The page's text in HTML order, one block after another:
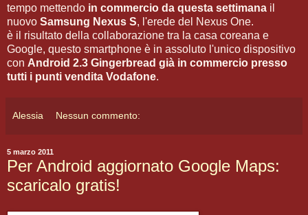
tempo mettendo in commercio da questa settimana il
nuovo Samsung Nexus S, l'erede del Nexus One.
è il risultato della collaborazione tra la casa coreana e
Google, questo smartphone è in assoluto l'unico dispositivo
con Android 2.3 Gingerbread già in commercio presso
tutti i punti vendita Vodafone.
Alessia Nessun commento:
5 marzo 2011
Per Android aggiornato Google Maps:
scaricalo gratis!